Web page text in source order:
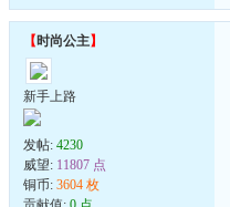
【时尚公主】
新手上路
发帖: 4230
威望: 11807 点
铜币: 3604 枚